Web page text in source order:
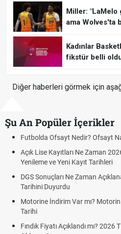
Miller:
ama Wolves'ta
Kadınlar
fikstür belli
Diğer haberleri görmek için
Şu An Popüler İçerikler
Nedir? Ofsayt Nasıl ve Neden
Ne Zaman 2026? AÖL 2.
Yeni Kayıt Tarihleri
Ne Zaman Açıklanacak 2026?
Var mı? Motorin Fiyatlarında
Açıklandı mı? 2026 TMO Fındık